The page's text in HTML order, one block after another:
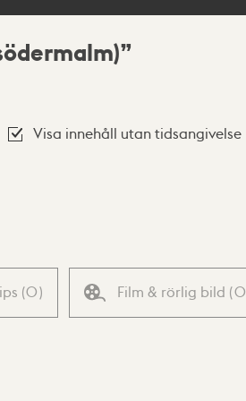
Visa innehåll utan tidsangivelse
(0) Film & rörlig bild (0